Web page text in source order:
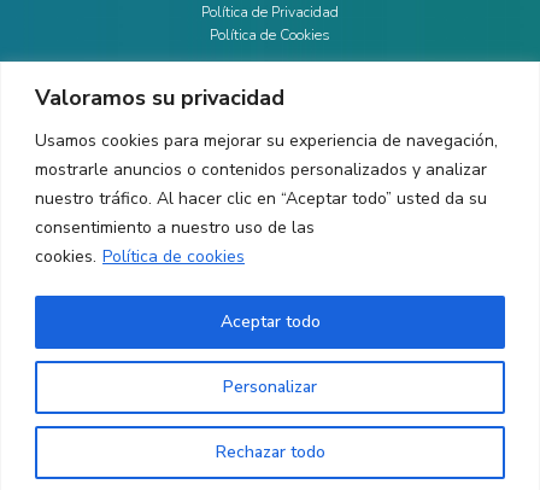
Valoramos su privacidad
Usamos cookies para mejorar su experiencia de navegación,
mostrarle anuncios o contenidos personalizados y analizar
nuestro tráfico. Al hacer clic en “Aceptar todo” usted da su
consentimiento a nuestro uso de las
cookies. Política de cookies
Personalizar
Rechazar todo
Aceptar todo
Política de Privacidad
Política de Cookies
CONTACTO
Ed. K2M (Planta 1, Oficina 106)
C/ Jordi Girona 1-3
08034 Barcelona (España)
+34 93 405 44 03